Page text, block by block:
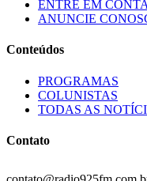
ENTRE EM
ANUNCIE
Conteúdos
PROGRAMAS
COLUNISTAS
TODAS AS
Contato